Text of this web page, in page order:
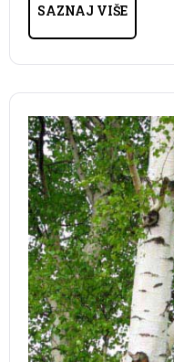
SAZNAJ VIŠE